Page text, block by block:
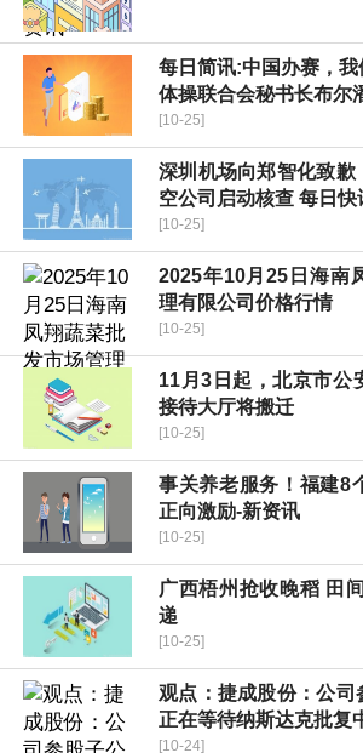
每日简讯:中国办赛，
体操联合会秘书长布尔
[10-25]
深圳机场向郑智化致歉
空公司启动核查 每日快
[10-25]
2025年10月25日海南
理有限公司价格行情
[10-25]
11月3日起，北京市公
接待大厅将搬迁
[10-25]
事关养老服务！福建8
正向激励-新资讯
[10-25]
广西梧州抢收晚稻 田
递
[10-25]
观点：捷成股份：公司
正在等待纳斯达克批复
[10-24]